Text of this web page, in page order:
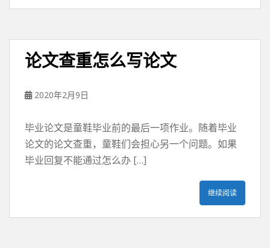
论文查重怎么写论文
2020年2月9日
毕业论文是童鞋毕业前的最后一项作业。随着毕业
论文的论文查重，童鞋们会担心另一个问题。如果
毕业回复不能通过怎么办 […]
继续阅读